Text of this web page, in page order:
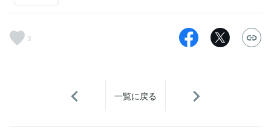
3
一覧に戻る